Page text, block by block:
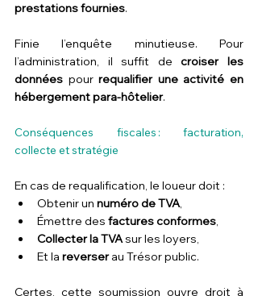
prestations fournies.
Finie l’enquête minutieuse. Pour
l’administration, il suffit de croiser les
données pour requalifier une activité en
hébergement para-hôtelier.
Conséquences fiscales : facturation,
collecte et stratégie
En cas de requalification, le loueur doit :
Obtenir un numéro de TVA,
Émettre des factures conformes,
Collecter la TVA sur les loyers,
Et la reverser au Trésor public.
Certes, cette soumission ouvre droit à